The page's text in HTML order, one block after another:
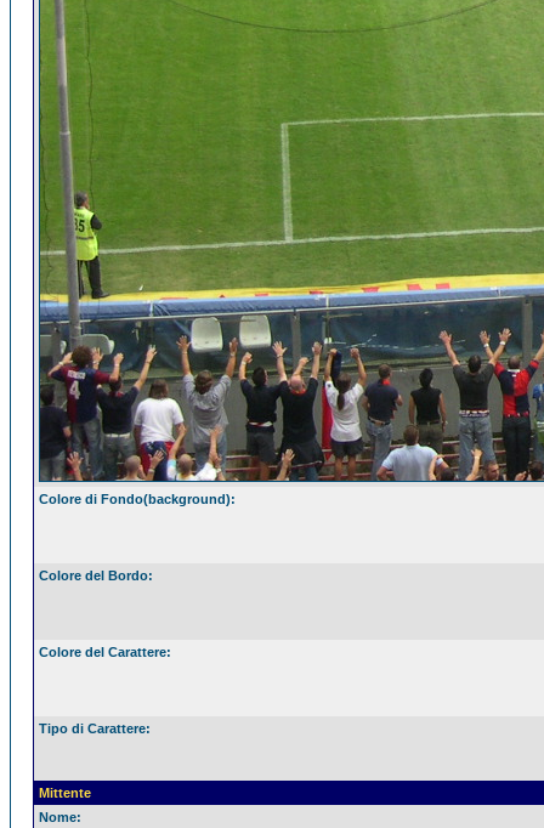
Colore di Fondo(background):
Colore del Bordo:
Colore del Carattere:
Tipo di Carattere:
Mittente
Nome: